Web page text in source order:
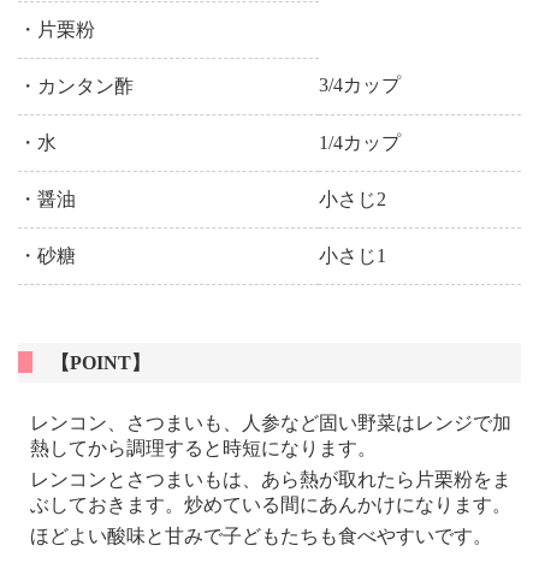
・片栗粉
・カンタン酢 3/4カップ
・水 1/4カップ
・醤油 小さじ2
・砂糖 小さじ1
【POINT】
レンコン、さつまいも、人参など固い野菜はレンジで加
熱してから調理すると時短になります。
レンコンとさつまいもは、あら熱が取れたら片栗粉をま
ぶしておきます。炒めている間にあんかけになります。
ほどよい酸味と甘みで子どもたちも食べやすいです。